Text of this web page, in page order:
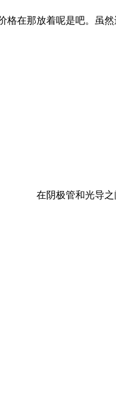
在那放着呢是吧。虽
在阴极管和光导